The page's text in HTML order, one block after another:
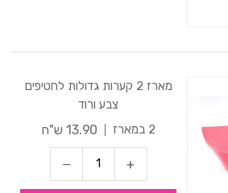
מארז 2 קערות גדולות לחטיפים
צבע ורוד
2 במארז
13.90 ש"ח